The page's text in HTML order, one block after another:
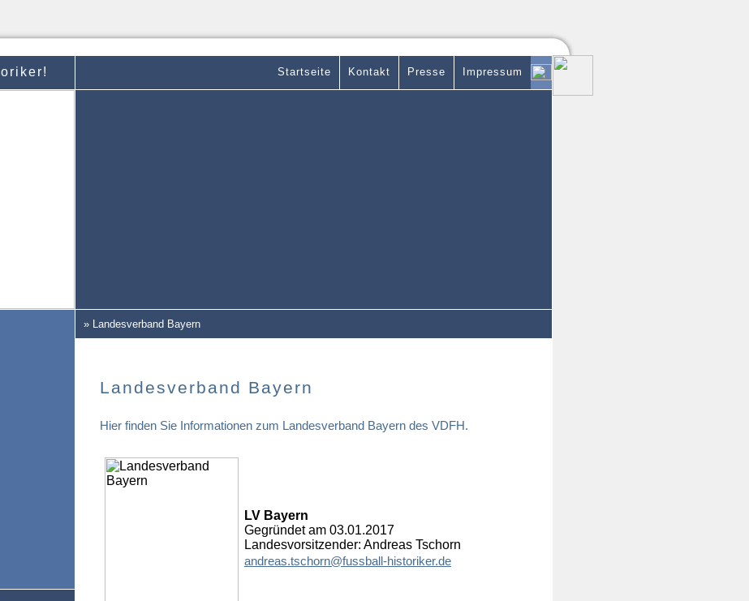
Startseite Kontakt Presse Impressum
» Landesverband Bayern
Landesverband Bayern
Hier finden Sie Informationen zum Landesverband Bayern des VDFH.
LV Bayern
Gegründet am 03.01.2017
Landesvorsitzender: Andreas Tschorn
andreas.tschorn@fussball-historiker.de